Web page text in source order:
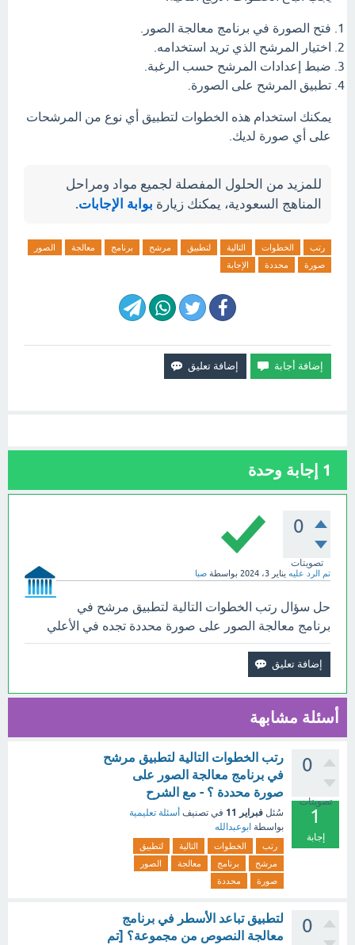
فتح الصورة في برنامج معالجة الصور.
اختيار المرشح الذي تريد استخدامه.
ضبط إعدادات المرشح حسب الرغبة.
تطبيق المرشح على الصورة.
يمكنك استخدام هذه الخطوات لتطبيق أي نوع من المرشحات
على أي صورة لديك.
للمزيد من الحلول المفصلة لجميع مواد ومراحل
المناهج السعودية، يمكنك زيارة بوابة الإجابات.
رتب الخطوات التالية لتطبيق مرشح برنامج معالجة
الصور
صورة
محددة الإجابة
1 إجابة وحدة
0
تصويتات
تم الرد عليه يناير 3، 2024 بواسطة صبا
حل سؤال رتب الخطوات التالية لتطبيق مرشح في
برنامج معالجة الصور على صورة محددة تجده في الأعلي
أسئلة مشابهة
0
تصويتات
1
إجابة
رتب الخطوات التالية لتطبيق مرشح
في برنامج معالجة الصور على
صورة محددة ؟ - مع الشرح
سُئل فبراير 11 في تصنيف أسئلة تعليمية
بواسطة ابوعبدالله
رتب الخطوات التالية
لتطبيق
مرشح
برنامج معالجة
الصور
صورة
محددة
0
لتطبيق تباعد الأسطر في برنامج
معالجة النصوص من مجموعة؟ [تم